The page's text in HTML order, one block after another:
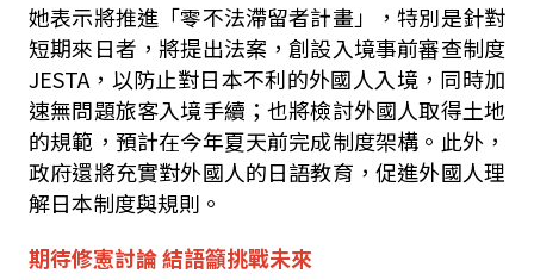
她表示將推進「零不法滯留者計畫」，特別是針對
短期來日者，將提出法案，創設入境事前審查制度
JESTA，以防止對日本不利的外國人入境，同時加
速無問題旅客入境手續；也將檢討外國人取得土地
的規範，預計在今年夏天前完成制度架構。此外，
政府還將充實對外國人的日語教育，促進外國人理
解日本制度與規則。
期待修憲討論 結語籲挑戰未來